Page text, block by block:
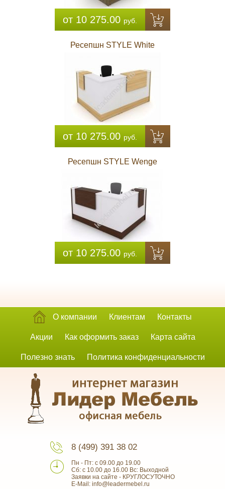
от 10 275.00 руб.
Ресепшн STYLE White
от 10 275.00 руб.
Ресепшн STYLE Wenge
от 10 275.00 руб.
О компании Клиентам Контакты
Акции Как оформить заказ Карта сайта
Полезно знать Политика конфиденциальности
8 (499) 391 38 02
Пн - Пт: с 09.00 до 19.00
Сб: с 10.00 до 16.00 Вс: Выходной
Заявки на сайте - КРУГЛОСУТОЧНО
E-Mail: info@leadermebel.ru